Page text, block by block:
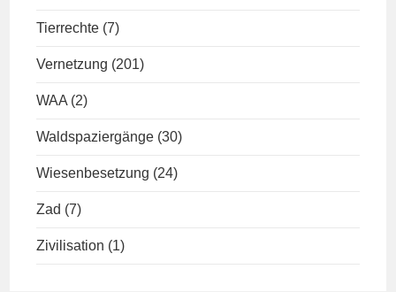
Tierrechte (7)
Vernetzung (201)
WAA (2)
Waldspaziergänge (30)
Wiesenbesetzung (24)
Zad (7)
Zivilisation (1)